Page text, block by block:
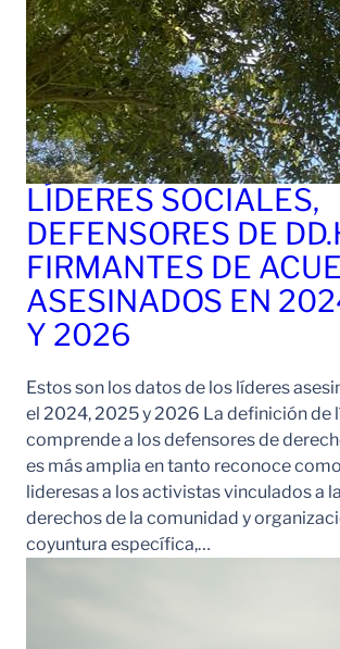
LÍDERES SOCIALES,
DEFENSORES DE
FIRMANTES DE
ASESINADOS EN
Y 2026
Estos son los datos de los líderes
el 2024, 2025 y 2026 La definición de
comprende a los defensores de
es más amplia en tanto reconoce
lideresas a los activistas vinculados a
derechos de la comunidad y
coyuntura específica,…